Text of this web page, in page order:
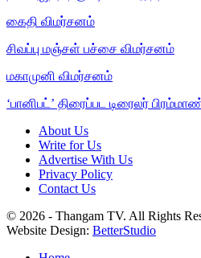
கைதி விமர்சனம்
சிவப்பு மஞ்சள் பச்சை விமர்சனம்
மகாமுனி விமர்சனம்
‘பானிபட்’ திரைப்பட டிரைலர்
About Us
Write for Us
Advertise With Us
Privacy Policy
Contact Us
© 2026 - Thangam TV. All Rights
Website Design: BetterStudio